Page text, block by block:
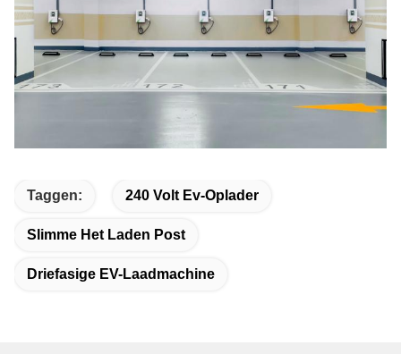
Taggen: 240 Volt Ev-Oplader
Slimme Het Laden Post
Driefasige EV-Laadmachine